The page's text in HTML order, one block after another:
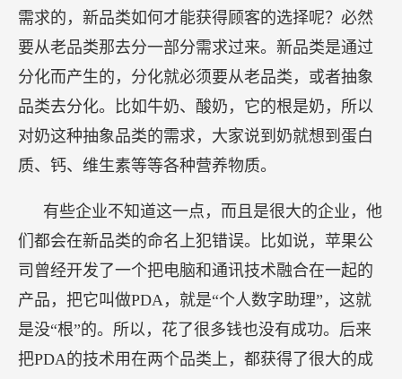
需求的，新品类如何才能获得顾客的选择呢？必然
要从老品类那去分一部分需求过来。新品类是通过
分化而产生的，分化就必须要从老品类，或者抽象
品类去分化。比如牛奶、酸奶，它的根是奶，所以
对奶这种抽象品类的需求，大家说到奶就想到蛋白
质、钙、维生素等等各种营养物质。
有些企业不知道这一点，而且是很大的企业，他
们都会在新品类的命名上犯错误。比如说，苹果公
司曾经开发了一个把电脑和通讯技术融合在一起的
产品，把它叫做PDA，就是“个人数字助理”，这就
是没“根”的。所以，花了很多钱也没有成功。后来
把PDA的技术用在两个品类上，都获得了很大的成